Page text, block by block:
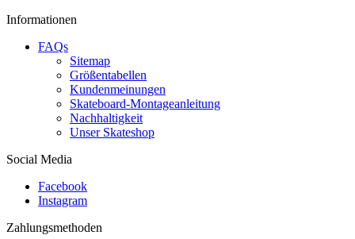
Informationen
FAQs
Sitemap
Größentabellen
Kundenmeinungen
Skateboard-Montageanleitung
Nachhaltigkeit
Unser Skateshop
Social Media
Facebook
Instagram
Zahlungsmethoden